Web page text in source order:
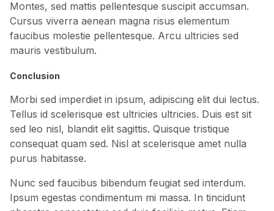
Montes, sed mattis pellentesque suscipit accumsan.
Cursus viverra aenean magna risus elementum
faucibus molestie pellentesque. Arcu ultricies sed
mauris vestibulum.
Conclusion
Morbi sed imperdiet in ipsum, adipiscing elit dui lectus.
Tellus id scelerisque est ultricies ultricies. Duis est sit
sed leo nisl, blandit elit sagittis. Quisque tristique
consequat quam sed. Nisl at scelerisque amet nulla
purus habitasse.
Nunc sed faucibus bibendum feugiat sed interdum.
Ipsum egestas condimentum mi massa. In tincidunt